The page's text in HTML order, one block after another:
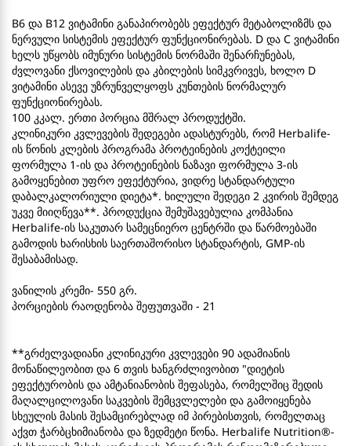
B6 და B12 ვიტამინი განაპირობებს ეფექტურ მეტაბოლიზმს და
ნერვული სისტემის ეფექტურ ფუნქციონირებას. D და C ვიტამინი
ხელს უწყობს იმუნური სისტემის ნორმაში შენარჩუნებას,
ძვლოვანი ქსოვილების და კბილების სიმკვრივეს, ხოლო D
ვიტამინი ასევე უზრუნველყოფს კუნთების ნორმალურ
ფუნქციონირებას.
100 კკალ. ერთი პორცია მშრალ პროდუქტში.
კლინიკური კვლევების შედეგები ადასტურებს, რომ Herbalife-
ის წონის კლების პროგრამა პროტეინების კოქტეილი
ფორმულა 1-ის და პროტეინების ნაზავი ფორმულა 3-ის
გამოყენებით უფრო ეფექტურია, ვიდრე სტანდარტული
დაბალკალორიული დიეტა*. ხილული შედეგი 2 კვირის შემდეგ
უკვე მიიღწევა**. პროდუქცია შემუშავებულია კომპანია
Herbalife-ის საკუთარ სამეცნიერო ცენტრში და წარმოებაში
გამოდის ხარისხის საერთაშორისო სტანდარტის, GMP-ის
შესაბამისად.
ვანილის კრემი- 550 გრ.
პორციების რაოდენობა შეფუთვაში - 21
**გრძელვადიანი კლინიკური კვლევები 90 ადამიანის
მონაწილეობით და 6 თვის ხანგრძლივობით "დიეტის
ეფექტურობის და ამტანიანობის შეფასება, რომელშიც შედის
მაღალცილოვანი საკვების შემცვლელები და გამოიყენება
სხეულის მასის შესამცირებლად იმ პირებისთვის, რომელთაც
აქვთ ჭარბცხიმიანობა და ზედმეტი წონა. Herbalife Nutrition®-